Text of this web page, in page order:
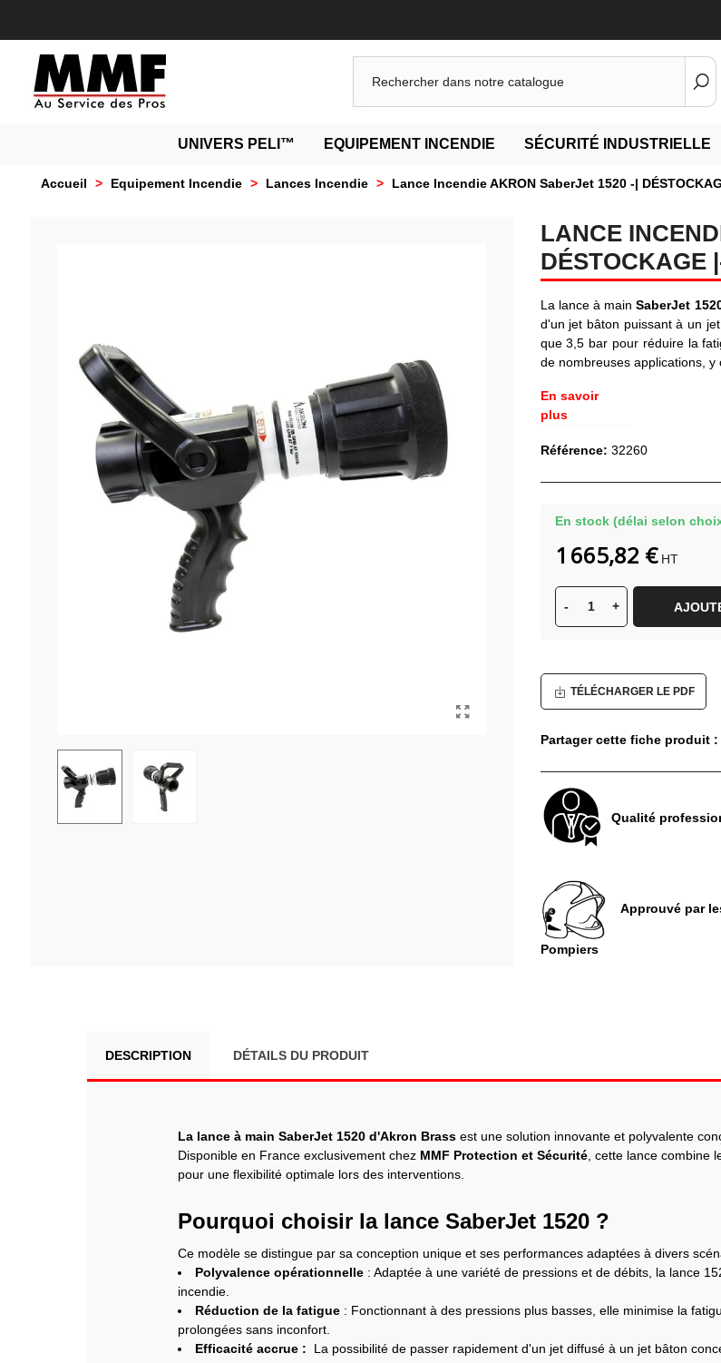
UNIVERS PELI™ EQUIPEMENT INCENDIE SÉCURITÉ INDUSTRIELLE
Accueil > Equipement Incendie > Lances Incendie > Lance Incendie AKRON SaberJet 1520 -|
LANCE
DÉSTOCKAGE
La lance à mainSaberJet
d'un jet bâton puissant à un
que 3,5 bar pour réduire la
de nombreuses applications,
En savoir
plus
Référence: 32260
En stock (délai selon
- +
1 665,82 € HT
TÉLÉCHARGER LE PDF
Partager cette fiche produit :
Qualité
Approuvé par
Pompiers
DESCRIPTION DÉTAILS DU PRODUIT
La lance à main SaberJet 1520 d'Akron Brass est une solution innovante et polyvalente
Disponible en France exclusivement chez MMF Protection et Sécurité , cette lance combine
pour une flexibilité optimale lors des interventions.
Pourquoi choisir la lance SaberJet 1520 ?
Ce modèle se distingue par sa conception unique et ses performances adaptées à divers
Polyvalence opérationnelle : Adaptée à une variété de pressions et de débits, la lance
incendie.
Réduction de la fatigue : Fonctionnant à des pressions plus basses, elle minimise la
prolongées sans inconfort.
Efficacité accrue :
La possibilité de passer rapidement d'un jet diffusé à un jet bâton